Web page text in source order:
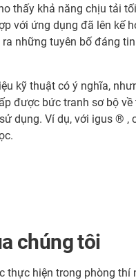
thấy khả năng chịu tải
với ứng dụng đã lên kế
những tuyên bố đáng
kỹ thuật có ý nghĩa,
được bức tranh sơ bộ
dụng. Ví dụ, với igus ® ,
chúng tôi
thực hiện trong phòng